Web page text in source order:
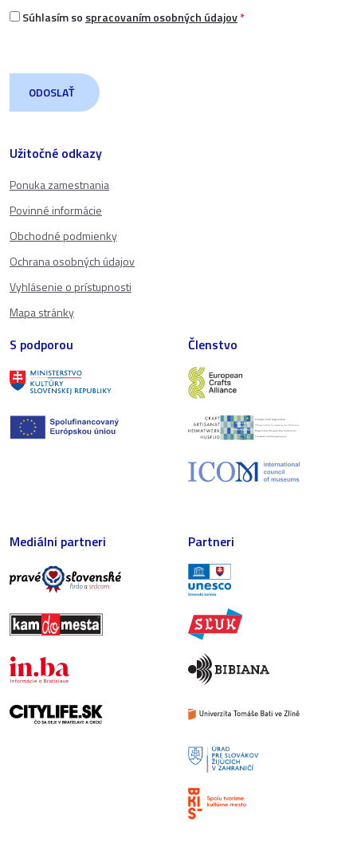
Užitočné odkazy
Ponuka zamestnania
Povinné informácie
Obchodné podmienky
Ochrana osobných údajov
Vyhlásenie o prístupnosti
Mapa stránky
Súhlasím so spracovaním osobných údajov*
S podporou Členstvo
Mediálni partneri Partneri